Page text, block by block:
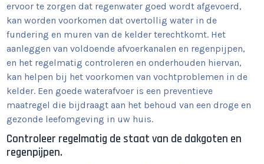
ervoor te zorgen dat regenwater goed wordt afgevoerd,
kan worden voorkomen dat overtollig water in de
fundering en muren van de kelder terechtkomt. Het
aanleggen van voldoende afvoerkanalen en regenpijpen,
en het regelmatig controleren en onderhouden hiervan,
kan helpen bij het voorkomen van vochtproblemen in de
kelder. Een goede waterafvoer is een preventieve
maatregel die bijdraagt aan het behoud van een droge en
gezonde leefomgeving in uw huis.
Controleer regelmatig de staat van de dakgoten en
regenpijpen.